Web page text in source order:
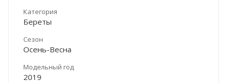
Категория
Береты
Сезон
Осень-Весна
Модельный год
2019